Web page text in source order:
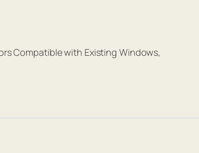
Compatible with Existing Windows,